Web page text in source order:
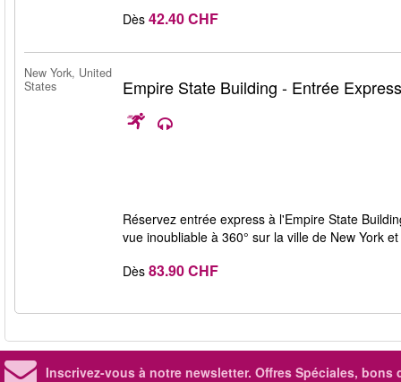
Dès 42.40 CHF
New York, United
States
Empire State Building - Entrée Express
Réservez entrée express à l'Empire State
vue inoubliable à 360° sur la ville de New York
Dès 83.90 CHF
Inscrivez-vous à notre newsletter. Offres Spéciales, bons